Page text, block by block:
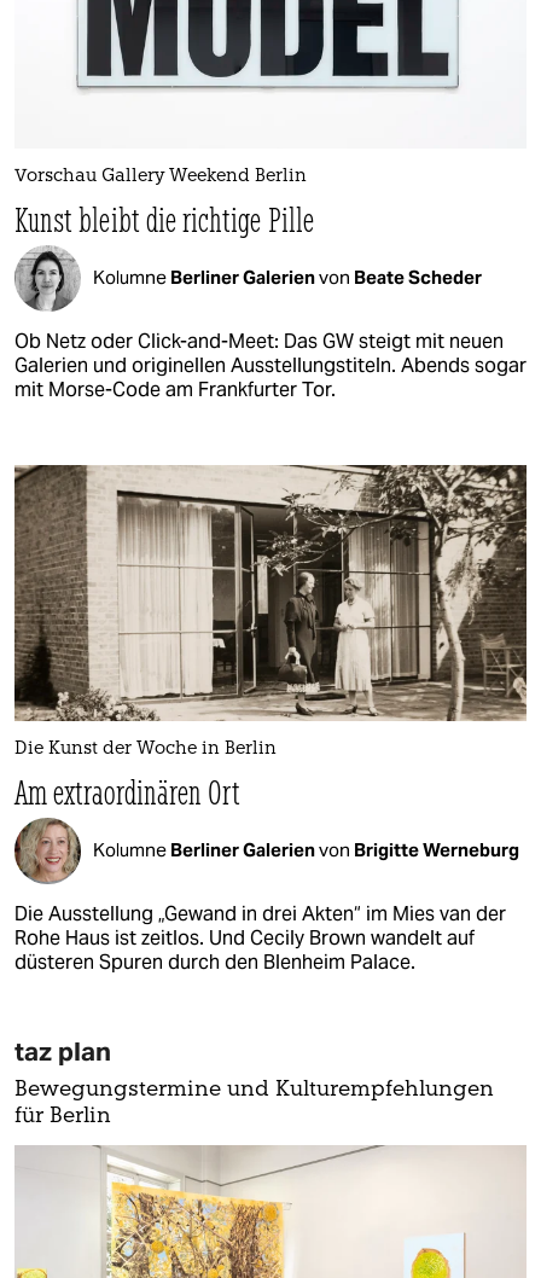
Vorschau Gallery Weekend Berlin
Kunst bleibt die richtige Pille
Kolumne Berliner Galerienvon Beate Scheder
Ob Netz oder Click-and-Meet: Das GW steigt mit neuen
Galerien und originellen Ausstellungstiteln. Abends sogar
mit Morse-Code am Frankfurter Tor.
Die Kunst der Woche in Berlin
Am extraordinären Ort
Kolumne Berliner Galerienvon Brigitte Werneburg
Die Ausstellung „Gewand in drei Akten“ im Mies van der
Rohe Haus ist zeitlos. Und Cecily Brown wandelt auf
düsteren Spuren durch den Blenheim Palace.
taz plan
Bewegungstermine und Kulturempfehlungen
für Berlin